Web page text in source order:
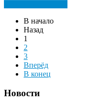
В начало
Назад
1
2
3
Вперёд
В конец
Новости